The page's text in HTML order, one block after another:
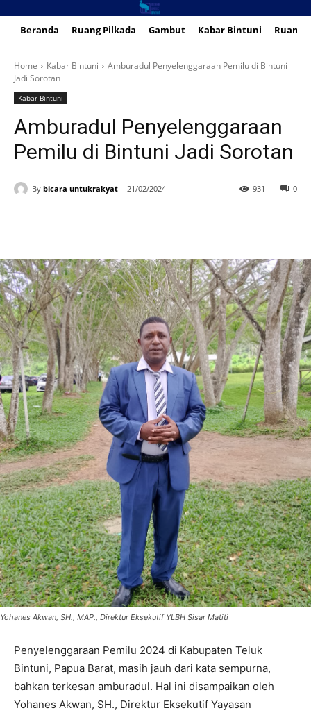
Beranda Ruang Pilkada Gambut Kabar Bintuni Ruang
Home Kabar Bintuni
Amburadul Penyelenggaraan Pemilu di Bintuni
Jadi Sorotan
Kabar Bintuni
Amburadul Penyelenggaraan
Pemilu di Bintuni Jadi Sorotan
By bicara untukrakyat 21/02/2024 0
931
Yohanes Akwan, SH., MAP., Direktur Eksekutif YLBH Sisar Matiti
Penyelenggaraan Pemilu 2024 di Kabupaten Teluk
Bintuni, Papua Barat, masih jauh dari kata sempurna,
bahkan terkesan amburadul. Hal ini disampaikan oleh
Yohanes Akwan, SH., Direktur Eksekutif Yayasan